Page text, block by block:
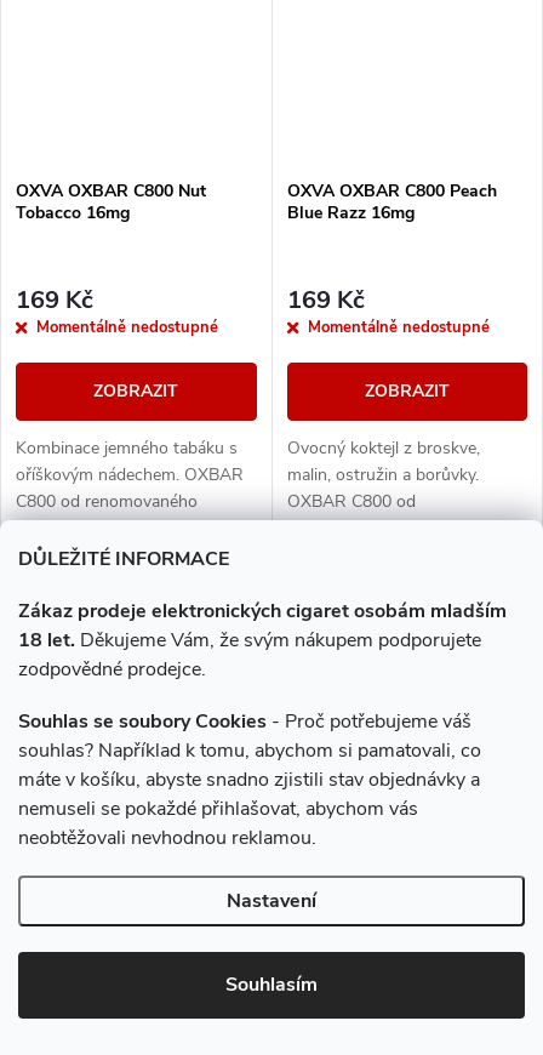
DŮLEŽITÉ INFORMACE
Zákaz prodeje elektronických cigaret osobám mladším
18 let. Děkujeme Vám, že svým nákupem podporujete
zodpovědné prodejce.
Souhlas se soubory Cookies - Proč potřebujeme váš
souhlas? Například k tomu, abychom si pamatovali, co
máte v košíku, abyste snadno zjistili stav objednávky a
nemuseli se pokaždé přihlašovat, abychom vás
neobtěžovali nevhodnou reklamou.
Nastavení
Souhlasím
OXVA OXBAR C800 Nut
Tobacco 16mg
169 Kč
Momentálně nedostupné
ZOBRAZIT
Kombinace jemného tabáku s
oříškovým nádechem. OXBAR
C800 od renomovaného
krystalický design, který nejen
OXVA OXBAR C800 Peach
Blue Razz 16mg
169 Kč
Momentálně nedostupné
ZOBRAZIT
Ovocný koktejl z broskve,
malin, ostružin a borůvky.
OXBAR C800 od
vypadá,...
Novinka
OXVA OXBAR C800 Pink
Lemonade 16mg
169 Kč
Skladem
OXVA OXBAR C800 Sea Salt
Litchi 16mg
169 Kč
Skladem